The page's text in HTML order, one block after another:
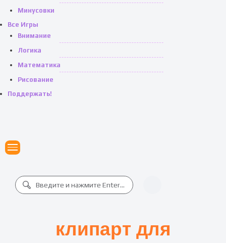
Минусовки
Все Игры
Внимание
Логика
Математика
Рисование
Поддержать!
клипарт для